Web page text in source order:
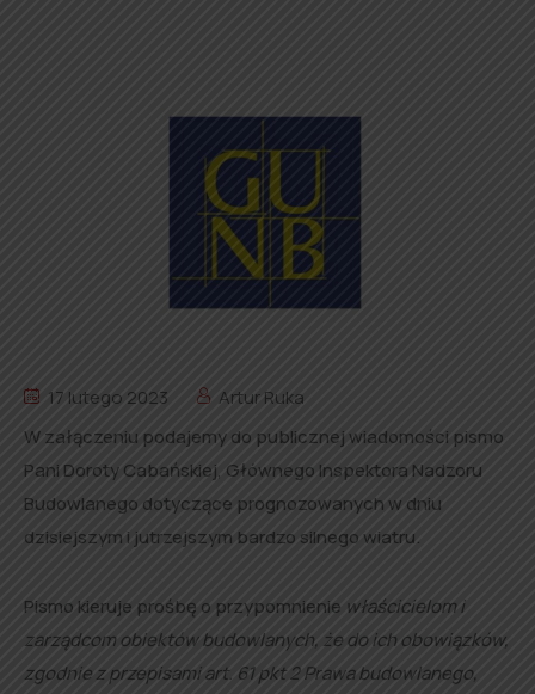
17 lutego 2023
Artur Ruka
W załączeniu podajemy do publicznej wiadomości pismo
Pani Doroty Cabańskiej, Głównego Inspektora Nadzoru
Budowlanego dotyczące prognozowanych w dniu
dzisiejszym i jutrzejszym bardzo silnego wiatru.
Pismo kieruje prośbę o przypomnienie właścicielom i
zarządcom obiektów budowlanych, że do ich obowiązków,
zgodnie z przepisami art. 61 pkt 2 Prawa budowlanego,